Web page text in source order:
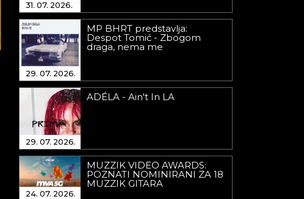
31. 07. 2026.
29. 07. 2026.
MP BHRT predstavlja:
Despot Tomić - Zbogom
draga, nema me
29. 07. 2026.
ADÉLA - Ain't In LA
24. 07. 2026.
MUZZIK VIDEO AWARDS:
POZNATI NOMINIRANI ZA 18
MUZZIK GITARA